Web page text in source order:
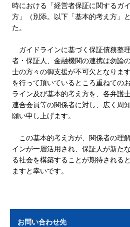
時における「経営者保証に関するガ
方」（別添。以下「基本的考え方」
た。
ガイドラインに基づく保証債務整
者・保証人、金融機関の連携は勿論
士の方々の御支援が不可欠となりま
を行って頂いているところ重ねての
ライン及び基本的考え方を、各弁護
連合会員等の関係者に対し、広く周
願い申し上げます。
この基本的考え方が、関係者の理
インが一層活用され、保証人が新た
る社会を構築することが期待される
ますと幸いです。
お問い合わせ先